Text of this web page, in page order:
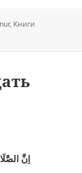
, Книги
اِنَّ